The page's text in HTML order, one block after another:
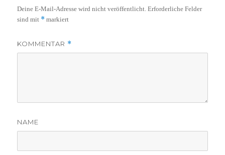
Deine E-Mail-Adresse wird nicht veröffentlicht. Erforderliche Felder
sind mit * markiert
KOMMENTAR *
NAME